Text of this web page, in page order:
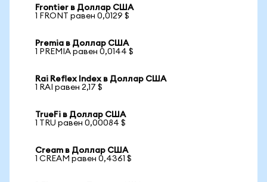
Frontier в Доллар США
1 FRONT равен 0,0129 $
Premia в Доллар США
1 PREMIA равен 0,0144 $
Rai Reflex Index в Доллар США
1 RAI равен 2,17 $
TrueFi в Доллар США
1 TRU равен 0,00084 $
Cream в Доллар США
1 CREAM равен 0,4361 $